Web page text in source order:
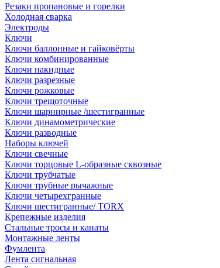
Резаки пропановые и горелки
Холодная сварка
Электроды
Ключи
Ключи баллонные и гайковёрты
Ключи комбинированные
Ключи накидные
Ключи разрезные
Ключи рожковые
Ключи трещоточные
Ключи шарнирные /шестигранные
Ключи динамометрические
Ключи разводные
Наборы ключей
Ключи свечные
Ключи торцовые L-образные сквозные
Ключи трубчатые
Ключи трубные рычажные
Ключи четырехгранные
Ключи шестигранные/ TORX
Крепежные изделия
Стальные тросы и канаты
Монтажные ленты
Фумлента
Лента сигнальная